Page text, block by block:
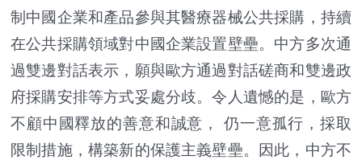
制中國企業和產品參與其醫療器械公共採購，持續
在公共採購領域對中國企業設置壁壘。中方多次通
過雙邊對話表示，願與歐方通過對話磋商和雙邊政
府採購安排等方式妥處分歧。令人遺憾的是，歐方
不顧中國釋放的善意和誠意， 仍一意孤行，採取
限制措施，構築新的保護主義壁壘。因此，中方不